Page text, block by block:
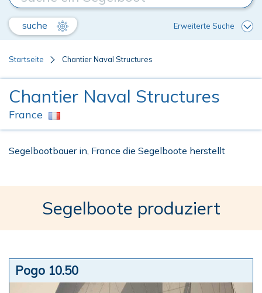
suche Erweiterte Suche
Startseite Chantier Naval Structures
Chantier Naval Structures
France
Segelbootbauer in, France die Segelboote herstellt
Segelboote produziert
Pogo 10.50